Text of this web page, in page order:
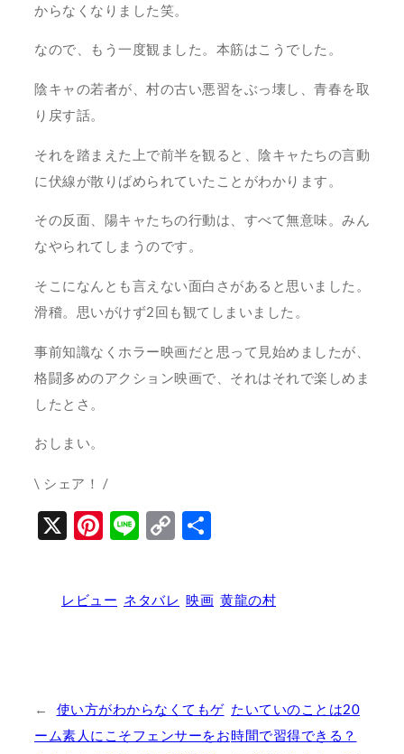
からなくなりました笑。
なので、もう一度観ました。本筋はこうでした。
陰キャの若者が、村の古い悪習をぶっ壊し、青春を取
り戻す話。
それを踏まえた上で前半を観ると、陰キャたちの言動
に伏線が散りばめられていたことがわかります。
その反面、陽キャたちの行動は、すべて無意味。みん
なやられてしまうのです。
そこになんとも言えない面白さがあると思いました。
滑稽。思いがけず2回も観てしまいました。
事前知識なくホラー映画だと思って見始めましたが、
格闘多めのアクション映画で、それはそれで楽しめま
したとさ。
おしまい。
\ シェア！ /
X Pinterest
LineCopy
レビュー ネタバレ 映画 黄龍の村
←
使い方がわからなくてもゲ
ーム素人にこそフェンサーをお
たいていのことは20
時間で習得できる？